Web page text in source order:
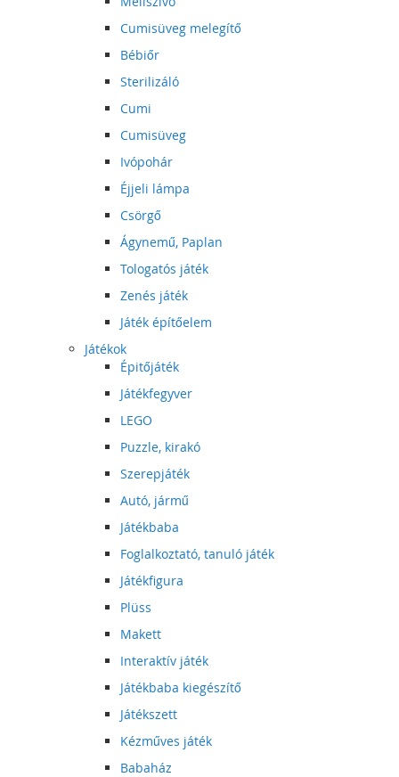
Cumisüveg melegítő
Bébiőr
Sterilizáló
Cumi
Cumisüveg
Ivópohár
Éjjeli lámpa
Csörgő
Ágynemű, Paplan
Tologatós játék
Zenés játék
Játék építőelem
Játékok
Épitőjáték
Játékfegyver
LEGO
Puzzle, kirakó
Szerepjáték
Autó, jármű
Játékbaba
Foglalkoztató, tanuló játék
Játékfigura
Plüss
Makett
Interaktív játék
Játékbaba kiegészítő
Játékszett
Kézműves játék
Babaház